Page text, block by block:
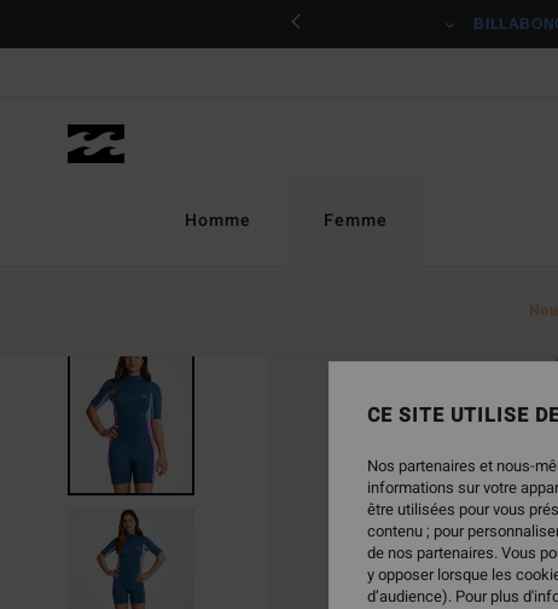
Homme Femme
CE SITE UTILISE
Nos partenaires et nous-
informations sur votre
être utilisées pour vous
contenu ; pour
de nos partenaires. Vous
y opposer lorsque les
d’audience). Pour plus